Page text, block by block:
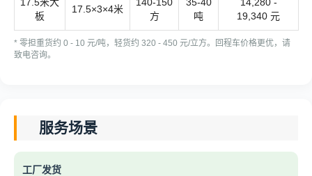
板
17.5×3×4米
方
吨
19,340 元
* 零担重货约 0 - 10 元/吨，轻货约 320 - 450 元/立方。回程车价格更优，请
致电咨询。
服务场景
工厂发货